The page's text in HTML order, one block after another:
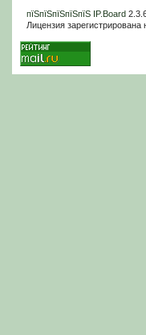
пїЅпїЅпїЅпїЅпїЅ IP.Board
Лицензия